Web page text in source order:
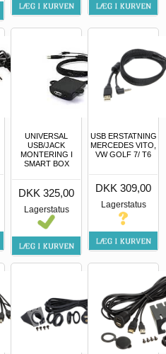
UNIVERSAL
USB/JACK
MONTERING I
SMART BOX
DKK 325,00
Lagerstatus
USB ERSTATNING
MERCEDES VITO,
VW GOLF 7/ T6
DKK 309,00
Lagerstatus